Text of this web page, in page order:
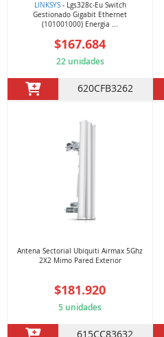
LINKSYS- Lgs328c-Eu Switch
Gestionado Gigabit Ethernet
(101001000) Energia ...
$167.684
22 unidades
620CFB3262
Antena Sectorial Ubiquiti Airmax 5Ghz
2X2 Mimo Pared Exterior
$181.920
5 unidades
615CC83632